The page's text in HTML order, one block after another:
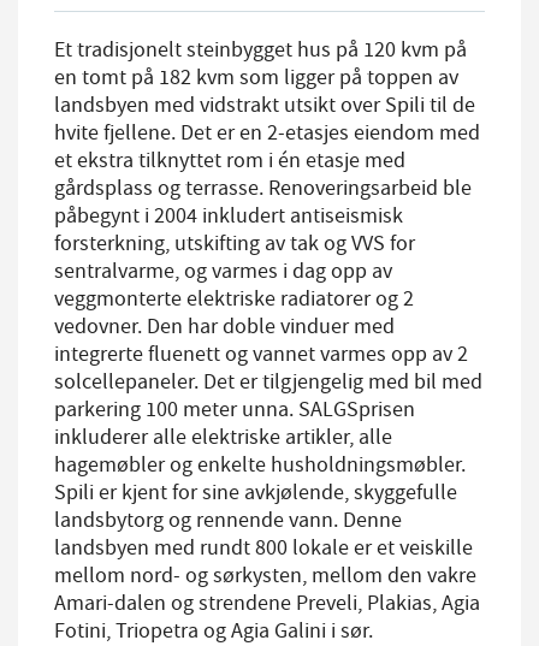
Et tradisjonelt steinbygget hus på 120 kvm på
en tomt på 182 kvm som ligger på toppen av
landsbyen med vidstrakt utsikt over Spili til de
hvite fjellene. Det er en 2-etasjes eiendom med
et ekstra tilknyttet rom i én etasje med
gårdsplass og terrasse. Renoveringsarbeid ble
påbegynt i 2004 inkludert antiseismisk
forsterkning, utskifting av tak og VVS for
sentralvarme, og varmes i dag opp av
veggmonterte elektriske radiatorer og 2
vedovner. Den har doble vinduer med
integrerte fluenett og vannet varmes opp av 2
solcellepaneler. Det er tilgjengelig med bil med
parkering 100 meter unna. SALGSprisen
inkluderer alle elektriske artikler, alle
hagemøbler og enkelte husholdningsmøbler.
Spili er kjent for sine avkjølende, skyggefulle
landsbytorg og rennende vann. Denne
landsbyen med rundt 800 lokale er et veiskille
mellom nord- og sørkysten, mellom den vakre
Amari-dalen og strendene Preveli, Plakias, Agia
Fotini, Triopetra og Agia Galini i sør.